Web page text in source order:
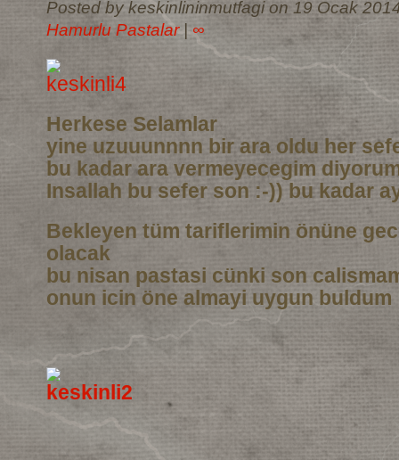
Posted by keskinlininmutfagi on 19 Ocak
Hamurlu Pastalar |∞
Herkese Selamlar
yine uzuuunnnn bir ara oldu her
bu kadar ara vermeyecegim
Insallah bu sefer son :-)) bu kadar
Bekleyen tüm tariflerimin önüne
olacak
bu nisan pastasi cünki son
onun icin öne almayi uygun buldum